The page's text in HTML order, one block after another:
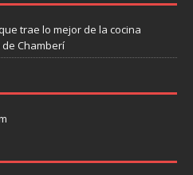
trae lo mejor de la cocina
Chamberí